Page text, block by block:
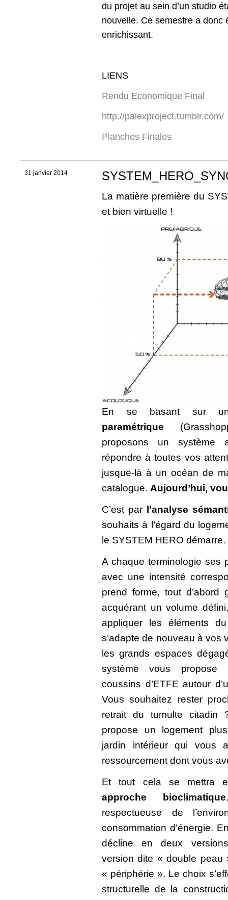
du projet au sein d’un studio
nouvelle. Ce semestre a donc
enrichissant.
LIENS
Rendu Economique Final
http://palexproject.tumblr.com/
Planches Finales
31 janvier 2014
La matière première du
et bien virtuelle !
En se basant sur
paramétrique
proposons un système
répondre à toutes vos
jusque-là à un océan de
catalogue. Aujourd’hui,
C’est par l’analyse
souhaits à l’égard du
le SYSTEM HERO démarre.
A chaque terminologie ses
avec une intensité
prend forme, tout d’abord
acquérant un volume
appliquer les éléments
s’adapte de nouveau à vos
les grands espaces
système vous propose
coussins d’ETFE autour
Vous souhaitez rester
retrait du tumulte citadin
propose un logement
jardin intérieur qui vous
ressourcement dont vous
Et tout cela se mettra
approche bioclimatique
respectueuse de
consommation d’énergie.
décline en deux
version dite « double peau
« périphérie ». Le choix
structurelle de la